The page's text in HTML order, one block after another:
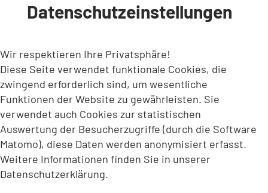
INHALT ANSPRINGEN
Datenschutzeinstellungen
Wir respektieren Ihre Privatsphäre!
Diese Seite verwendet funktionale Cookies, die
zwingend erforderlich sind, um wesentliche
Funktionen der Website zu gewährleisten. Sie
verwendet auch Cookies zur statistischen
Auswertung der Besucherzugriffe (durch die Software
Matomo), diese Daten werden anonymisiert erfasst.
Weitere Informationen finden Sie in unserer
Datenschutzerklärung.